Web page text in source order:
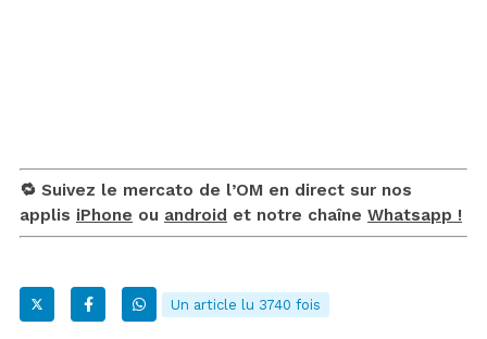
🔁 Suivez le mercato de l’OM en direct sur nos
applis iPhone ou android et notre chaîne Whatsapp !
Un article lu 3740 fois